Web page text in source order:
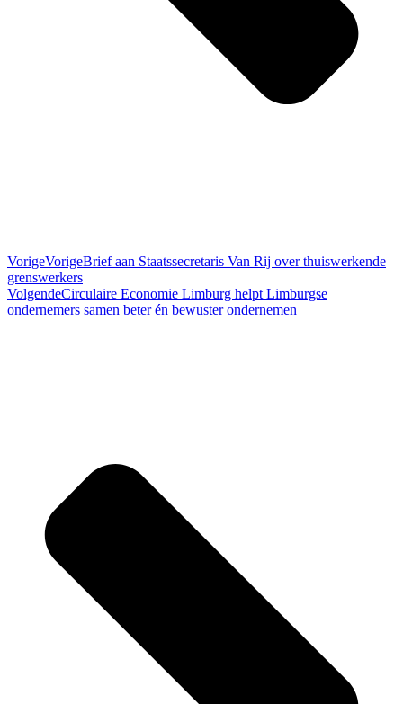
VorigeVorigeBrief aan Staatssecretaris Van Rij over thuiswerkende
grenswerkers
VolgendeCirculaire Economie Limburg helpt Limburgse
ondernemers samen beter én bewuster ondernemen